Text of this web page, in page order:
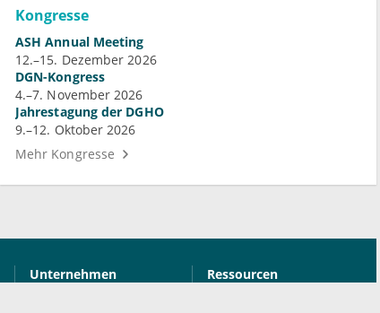
Kongresse
ASH Annual Meeting
12.–15. Dezember 2026
DGN-Kongress
4.–7. November 2026
Jahrestagung der DGHO
9.–12. Oktober 2026
Mehr Kongresse
Unternehmen
Ressourcen